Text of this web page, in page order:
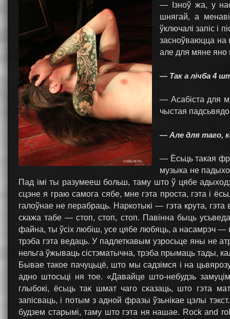
— Ізноў жа, у
шнягай, а
ўключалі запіс і
засноўваюцца на
але для мяне яно
— Так а лічба 4
— Асабіста для
чыстая
— Але для таго,
— Ёсьць такая
музыка не
Пад імі ты разумееш больш, таму што ў цябе
сцэне я граю самога сябе, мне гэта проста, гэта і
галоўнае не перабраць. Наркотыкі — гэта крута,
скажа табе — стоп, стоп, стоп. Павінна быць
файна, ты ўсіх любіш, усе цябе любяць, а насамрэч —
трэба гэта ведаць. У падлеткавым узросьце яны не
нельга ўжываць сістэматычна, трэба прымаць тады,
Бывае такое пачуцьцё, што мы садзімся і на
адно штосьці ня тое. «Давайце што-небудзь
глыбокі, ёсьць так шмат чаго сказаць, што гэта
запісваць, і потым з адной фразы ўзьнікае цэлы
будзем старымі, таму што гэта ня нашае. Rock and